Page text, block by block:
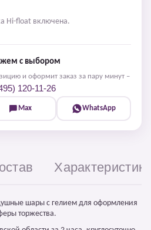
Hi-float включена.
с выбором
и оформит заказ за пару минут –
120-11-26
Max WhatsApp
шары с гелием для оформления
торжества.